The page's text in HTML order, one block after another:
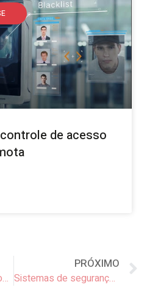
de acesso
Controle de convidados em festas em condomínio
PRÓXIMO
Sistemas de segurança eletrônica para condomínios: cenário no Brasil e no exterior